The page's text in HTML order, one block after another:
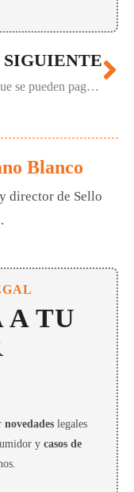
SIGUIENTE
Gastos que se pueden pagar con una tarjeta revolving
Blanco
director de Sello
A TU
novedadeslegales
y casos de